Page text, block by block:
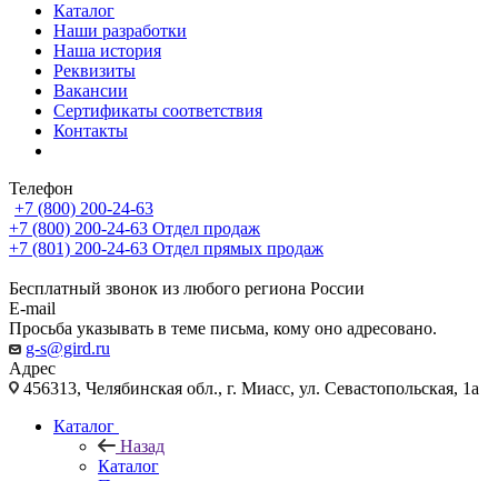
Каталог
Наши разработки
Наша история
Реквизиты
Вакансии
Сертификаты соответствия
Контакты
Телефон
+7 (800) 200-24-63
+7 (800) 200-24-63 Отдел продаж
+7 (801) 200-24-63 Отдел прямых продаж
Бесплатный звонок из любого региона России
E-mail
Просьба указывать в теме письма, кому оно адресовано.
g-s@gird.ru
Адрес
456313, Челябинская обл., г. Миасс, ул. Севастопольская, 1а
Каталог
Назад
Каталог